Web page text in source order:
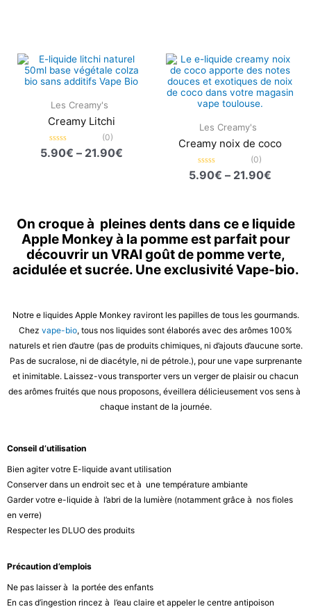
Les Creamy's
Creamy Litchi
Note
0
(0)
5.90€ – 21.90€
de
prix :
5.90€
à
21.90€
Les Creamy's
Creamy noix de coco
Note
0
(0)
5.90€ – 21.90€
de
prix :
5.90€
à
On croque à pleines dents dans ce e liquide
Apple Monkey à la pomme est parfait pour
découvrir un VRAI goût de pomme verte,
acidulée et sucrée. Une exclusivité Vape-bio.
Notre e liquides Apple Monkey raviront les papilles de tous les gourmands.
Chez vape-bio, tous nos liquides sont élaborés avec des arômes 100%
naturels et rien d’autre (pas de produits chimiques, ni d’ajouts d’aucune sorte.
Pas de sucralose, ni de diacétyle, ni de pétrole.), pour une vape surprenante
et inimitable. Laissez-vous transporter vers un verger de plaisir ou chacun
des arômes fruités que nous proposons, éveillera délicieusement vos sens à
chaque instant de la journée.
Conseil d’utilisation
Bien agiter votre E-liquide avant utilisation
Conserver dans un endroit sec et à une température ambiante
Garder votre e-liquide à l’abri de la lumière (notamment grâce à nos fioles
en verre)
Respecter les DLUO des produits
Précaution d’emplois
Ne pas laisser à la portée des enfants
En cas d’ingestion rincez à l’eau claire et appeler le centre antipoison